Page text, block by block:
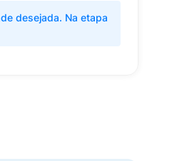
desejada. Na etapa